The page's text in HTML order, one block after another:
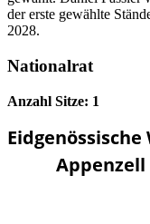
der erste gewählte
2028.
Nationalrat
Anzahl Sitze: 1